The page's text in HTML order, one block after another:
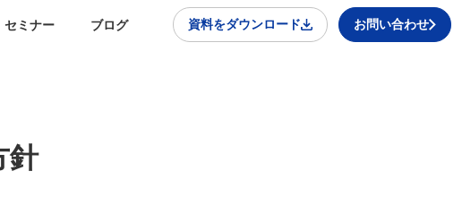
セミナー ブログ 資料をダウンロード お問い合わせ
針